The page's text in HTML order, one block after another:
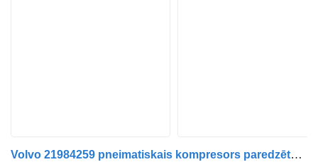
Volvo 21984259 pneimatiskais kompresors paredzēts Volvo vilcēja